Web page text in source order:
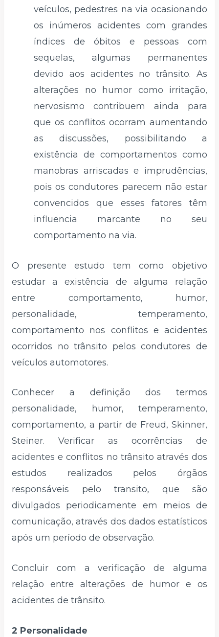
veículos, pedestres na via ocasionando
os inúmeros acidentes com grandes
índices de óbitos e pessoas com
sequelas, algumas permanentes
devido aos acidentes no trânsito. As
alterações no humor como irritação,
nervosismo contribuem ainda para
que os conflitos ocorram aumentando
as discussões, possibilitando a
existência de comportamentos como
manobras arriscadas e imprudências,
pois os condutores parecem não estar
convencidos que esses fatores têm
influencia marcante no seu
comportamento na via.
O presente estudo tem como objetivo
estudar a existência de alguma relação
entre comportamento, humor,
personalidade, temperamento,
comportamento nos conflitos e acidentes
ocorridos no trânsito pelos condutores de
veículos automotores.
Conhecer a definição dos termos
personalidade, humor, temperamento,
comportamento, a partir de Freud, Skinner,
Steiner. Verificar as ocorrências de
acidentes e conflitos no trânsito através dos
estudos realizados pelos órgãos
responsáveis pelo transito, que são
divulgados periodicamente em meios de
comunicação, através dos dados estatísticos
após um período de observação.
Concluir com a verificação de alguma
relação entre alterações de humor e os
acidentes de trânsito.
2 Personalidade